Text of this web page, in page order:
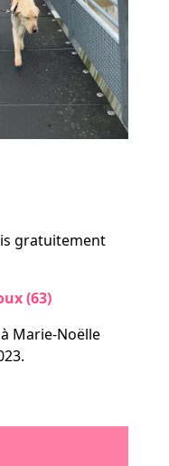
Tout savoir
Irremplaçables, la
gratuitement
(63)
Marie-Noëlle